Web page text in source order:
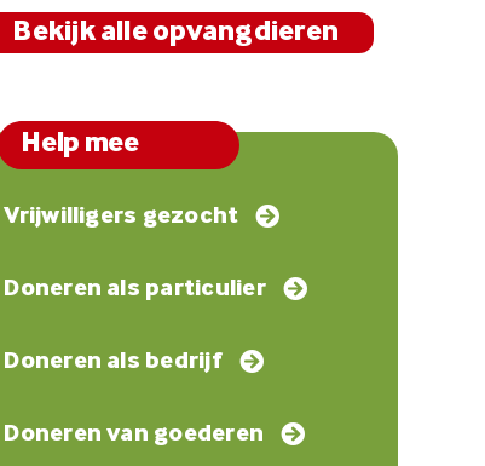
Bekijk alle opvangdieren
Help mee
Vrijwilligers gezocht
Doneren als particulier
Doneren als bedrijf
Doneren van goederen